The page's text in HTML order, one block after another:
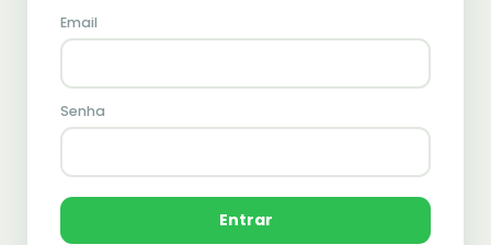
Email
Senha
Entrar